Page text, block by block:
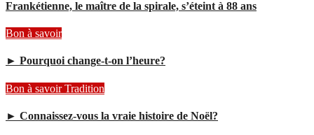
Frankétienne, le maître de la spirale, s’éteint à 88 ans
Bon à savoir
► Pourquoi change-t-on l’heure?
Bon à savoirTradition
► Connaissez-vous la vraie histoire de Noël?